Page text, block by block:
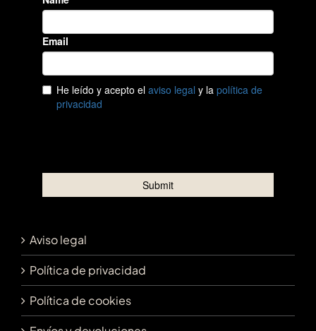
Aviso legal
Política de privacidad
Política de cookies